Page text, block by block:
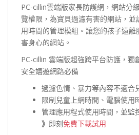
PC-cillin雲端版家長防護網，網站分
覽權限，為寶貝過濾有害的網站，
用時間的管理模組。讓您的孩子遠
害身心的網站。
PC-cillin 雲端版超強跨平台防護，獨
安全嬉遊網路必備
過濾色情、暴力等內容不適合
限制兒童上網時間、電腦使用
管理應用程式使用時間，並監
》 即刻免費下載試用